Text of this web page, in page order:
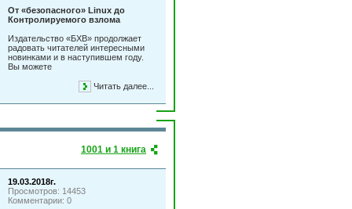
От «безопасного» Linux до
Контролируемого взлома
Издательство «БХВ» продолжает
радовать читателей интересными
новинками и в наступившем году.
Вы можете
Читать далее...
1001 и 1 книга
19.03.2018г.
Просмотров: 14453
Комментарии: 0